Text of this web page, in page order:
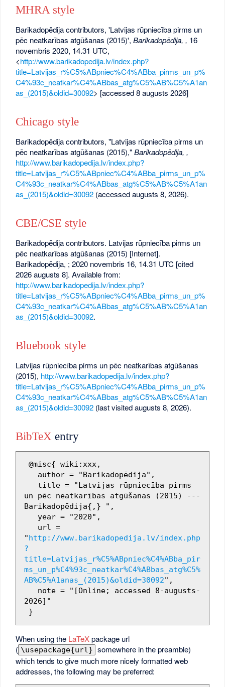
MHRA style
Barikadopēdija contributors, 'Latvijas rūpniecība pirms un
pēc neatkarības atgūšanas (2015)',Barikadopēdija, , 16
novembris 2020, 14.31 UTC,
<http://www.barikadopedija.lv/index.php?
title=Latvijas_r%C5%ABpniec%C4%ABba_pirms_un_p%
C4%93c_neatkar%C4%ABbas_atg%C5%AB%C5%A1an
as_(2015)&oldid=30092> [accessed 8 augusts 2026]
Chicago style
Barikadopēdija contributors, "Latvijas rūpniecība pirms un
pēc neatkarības atgūšanas (2015),"Barikadopēdija, ,
http://www.barikadopedija.lv/index.php?
title=Latvijas_r%C5%ABpniec%C4%ABba_pirms_un_p%
C4%93c_neatkar%C4%ABbas_atg%C5%AB%C5%A1an
as_(2015)&oldid=30092 (accessed augusts 8, 2026).
CBE/CSE style
Barikadopēdija contributors. Latvijas rūpniecība pirms un
pēc neatkarības atgūšanas (2015) [Internet].
Barikadopēdija, ; 2020 novembris 16, 14.31 UTC [cited
2026 augusts 8]. Available from:
http://www.barikadopedija.lv/index.php?
title=Latvijas_r%C5%ABpniec%C4%ABba_pirms_un_p%
C4%93c_neatkar%C4%ABbas_atg%C5%AB%C5%A1an
as_(2015)&oldid=30092.
Bluebook style
Latvijas rūpniecība pirms un pēc neatkarības atgūšanas
(2015), http://www.barikadopedija.lv/index.php?
title=Latvijas_r%C5%ABpniec%C4%ABba_pirms_un_p%
C4%93c_neatkar%C4%ABbas_atg%C5%AB%C5%A1an
as_(2015)&oldid=30092 (last visited augusts 8, 2026).
BibTeX entry
un pēc neatkarības atgūšanas (2015) ---
Barikadopēdija{,} ",
"http://www.barikadopedija.lv/index.php
?
title=Latvijas_r%C5%ABpniec%C4%ABba_pir
ms_un_p%C4%93c_neatkar%C4%ABbas_atg%C5%
AB%C5%A1anas_(2015)&oldid=30092",
2026]"
When using the LaTeXpackage url
( \usepackage{url} somewhere in the preamble)
which tends to give much more nicely formatted web
addresses, the following may be preferred: